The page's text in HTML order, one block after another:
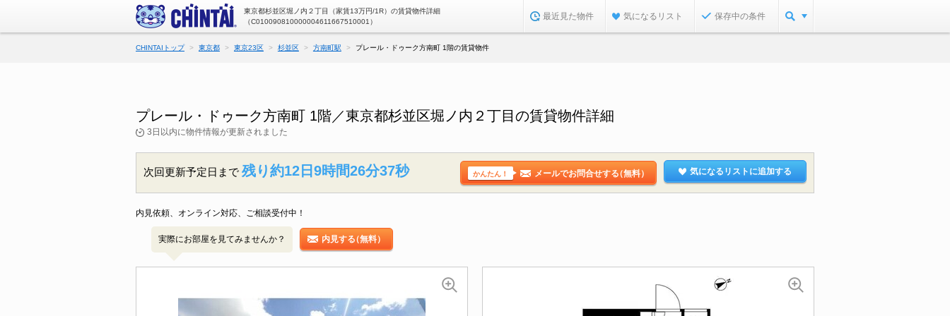
東京都杉並区堀ノ内２丁目（家賃13万円/1R）の賃貸物件詳細
（C010090810000004611667510001）
最近見た物件 気になるリスト 保存中の条件
CHINTAIトップ 東京都 東京23区 杉並区 方南町駅 プレール・ドゥーク方南町 1階の賃貸物件
プレール・ドゥーク方南町 1階／東京都杉並区堀ノ内２丁目の賃貸物件詳細
3日以内に物件情報が更新されました
次回更新予定日まで 残り約12日9時間26分36秒 かんたん！ メールでお問合せする（無料） 気になるリストに追加する
内見依頼、オンライン対応、ご相談受付中！
実際にお部屋を見てみませんか？ 内見する（無料）